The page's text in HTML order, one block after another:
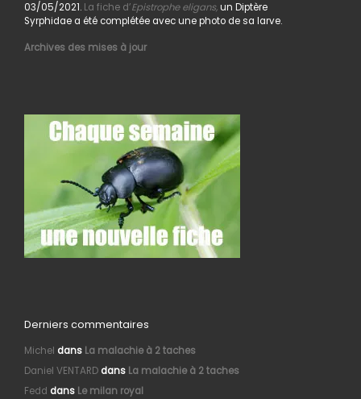
03/05/2021. La fiche d’Epistrophe eligans,un Diptère
Syrphidae a été complétée avec une photo de sa larve.
Archives des mises à jour
Derniers commentaires
Michel dans La malachie à 2 taches
Daniel VENTARDdans La malachie à 2 taches
Fedd dans Le milan royal